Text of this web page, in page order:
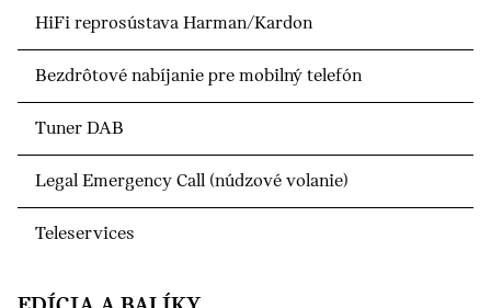
HiFi reprosústava Harman/Kardon
Bezdrôtové nabíjanie pre mobilný telefón
Tuner DAB
Legal Emergency Call (núdzové volanie)
Teleservices